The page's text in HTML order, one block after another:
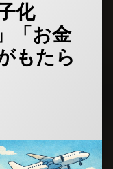
化
「お金
もたら